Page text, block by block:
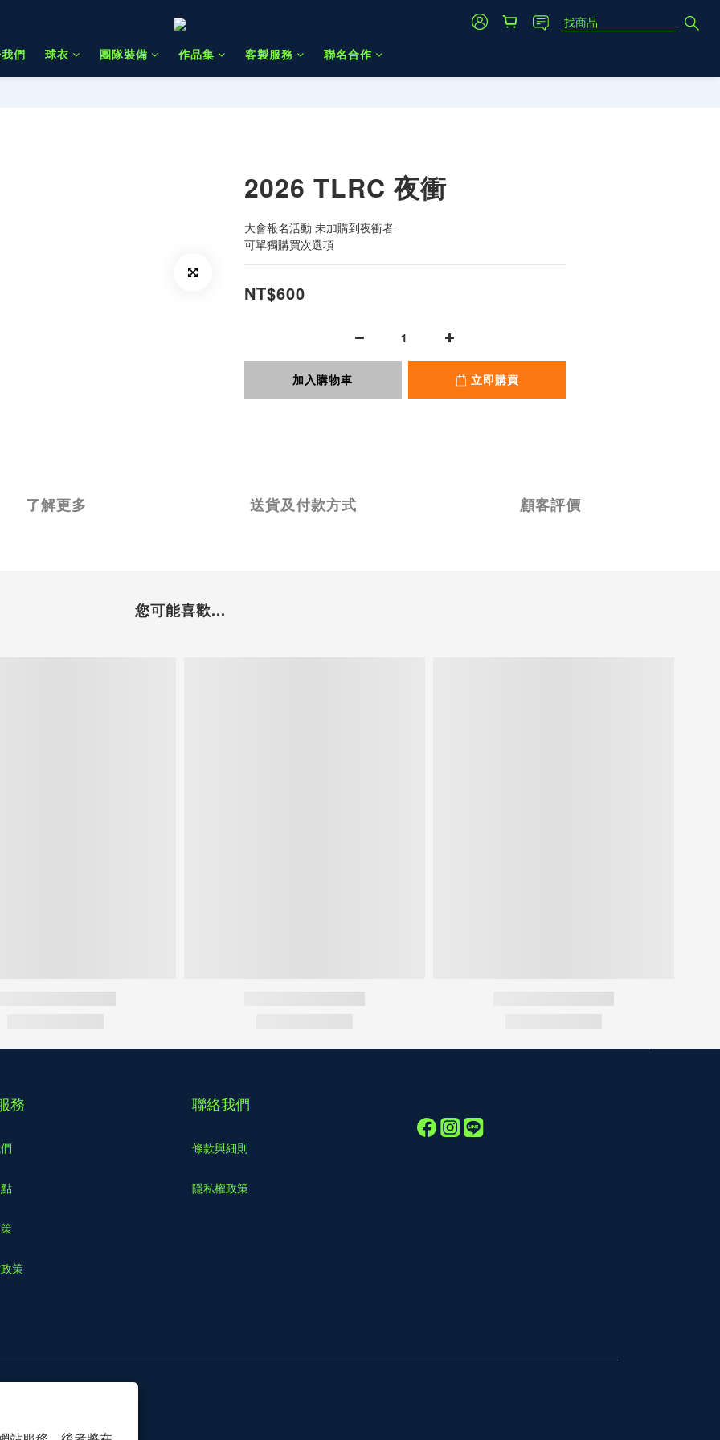
們 球衣 團隊裝備 作品集 客製服務 聯名合作
2026 TLRC 夜衝
大會報名活動 未加購到夜衝者
可單獨購買次選項
NT$600
加入購物車 立即購買
了解更多 送貨及付款方式 顧客評價
您可能喜歡...
務
策
聯絡我們
條款與細則
隱私權政策